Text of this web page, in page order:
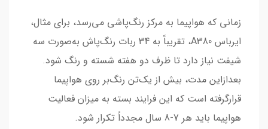
زمانی که هواپیما به مرکز رنگ‌پاشی می‌رسد، برای مثال،
ایرباس A380، تقریباً به 34 ربات رنگ‌پاش به‌صورت سه
شیفت نیاز دارد تا ظرف دو هفته شسته و رنگ شود.
بعدازاین مدت، بیش از یک‌تن رنگ‌بر روی هواپیما
قرارگرفته است که این فرایند بسته به میزان فعالیت
هواپیما باید هر 7-8 سال مجدداً تکرار شود.